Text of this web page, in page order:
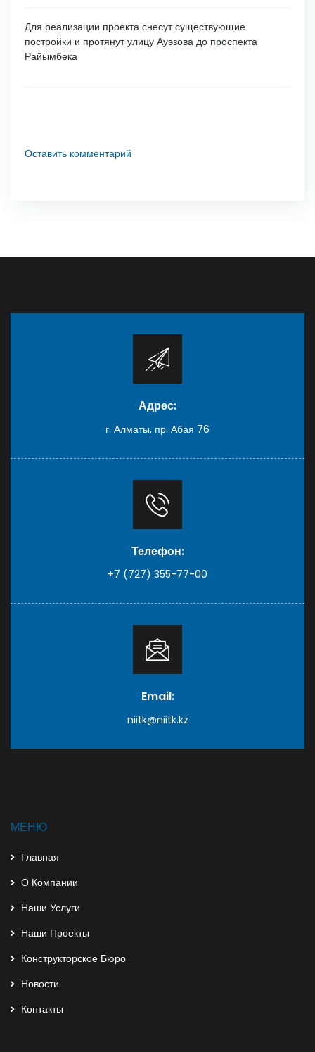
Для реализации проекта снесут существующие
постройки и протянут улицу Ауэзова до проспекта
Райымбека
Оставить комментарий
Адрес:
г. Алматы, пр. Абая 76
Телефон:
+7 (727) 355-77-00
Email:
niitk@niitk.kz
МЕНЮ
Главная
О Компании
Наши Услуги
Наши Проекты
Конструкторское Бюро
Новости
Контакты